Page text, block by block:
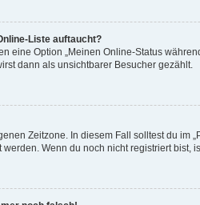
Liste auftaucht?
eine Option „Meinen Online-Status
dann als unsichtbarer Besucher gezählt.
Zeitzone. In diesem Fall solltest du im
Wenn du noch nicht registriert bist,